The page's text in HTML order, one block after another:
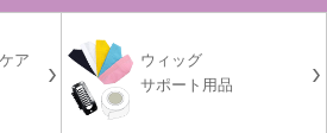
ア
ウィッグ
サポート用品